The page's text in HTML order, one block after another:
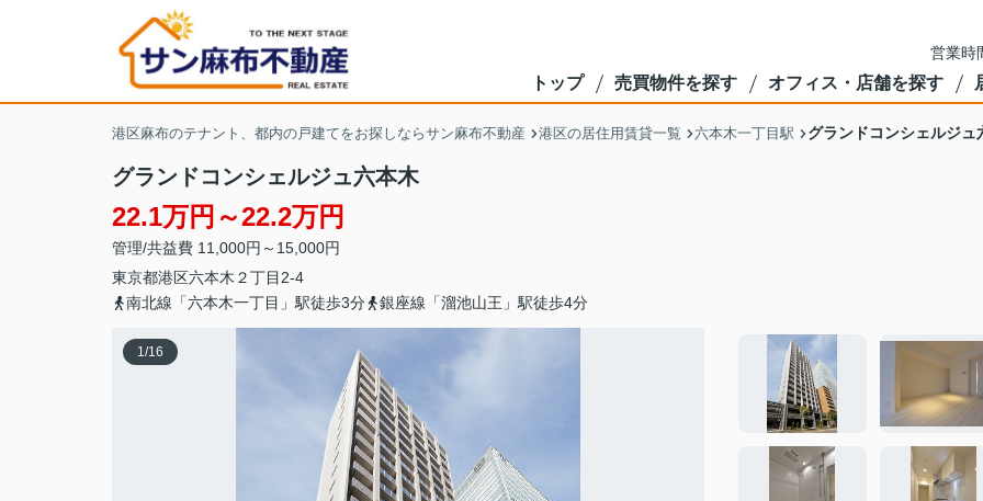
営業時
トップ 売買物件を探す オフィス・店舗を探す
港区麻布のテナント、都内の戸建てをお探しならサン麻布不動産 港区の居住用賃貸一覧 六本木一丁目駅 グランドコンシェルジュ
グランドコンシェルジュ六本木
22.1万円～22.2万円
管理/共益費 11,000円～15,000円
東京都港区六本木 ２丁目2-4
南北線「六本木一丁目」駅徒歩3分
銀座線「溜池山王」駅徒歩4分
1/16